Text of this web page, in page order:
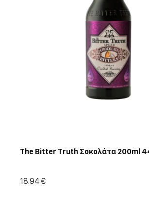
The Bitter Truth Σοκολάτα 200ml
18.94 €